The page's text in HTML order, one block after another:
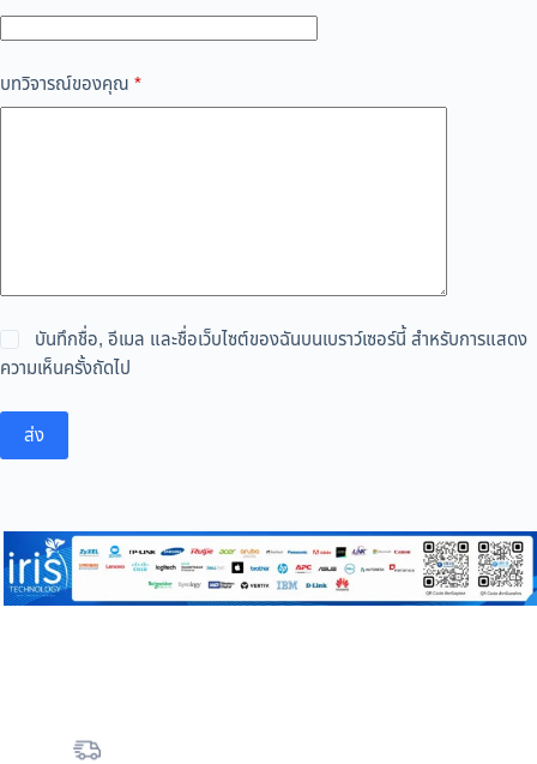
บทวิจารณ์ของคุณ *
บันทึกชื่อ, อีเมล และชื่อเว็บไซต์ของฉันบนเบราว์เซอร์นี้ สำหรับการแสดง
ความเห็นครั้งถัดไป
ส่ง